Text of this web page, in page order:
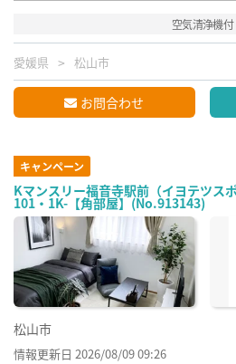
空気清浄機付
愛媛県 松山市
お問合わせ
キャンペーン
Kマンスリー福音寺駅前（イヨテツス
101・1K-【角部屋】(No.913143)
松山市
情報更新日 2026/08/09 09:26